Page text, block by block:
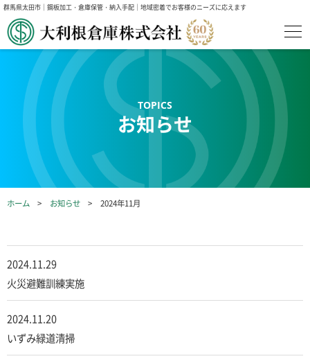
群馬県太田市｜鋼板加工・倉庫保管・納入手配｜地域密着でお客様のニーズに応えます
お知らせ
ホーム お知らせ 2024年11月
2024.11.29
火災避難訓練実施
2024.11.20
いずみ緑道清掃